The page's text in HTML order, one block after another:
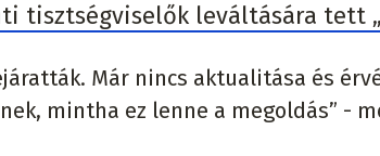
tisztségviselők leváltására tett
Már nincs aktualitása és
mintha ez lenne a megoldás” -